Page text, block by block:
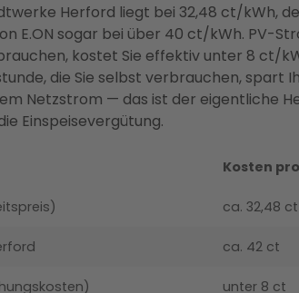
Herford liegt bei 32,48 ct/kWh,
E.ON sogar bei über 40 ct/kWh. PV-
kostet Sie effektiv unter 8 ct/
die Sie selbst verbrauchen, spart
Netzstrom — das ist der eigentliche
Einspeisevergütung.
Kosten
ca. 32,48 ct
ca. 42 ct
unter 8 ct